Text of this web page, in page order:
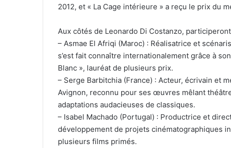
2012, et « La Cage intérieure » a reçu le prix du
Aux côtés de Leonardo Di Costanzo,
– Asmae El Afriqi (Maroc) : Réalisatrice et
s’est fait connaître internationalement grâce à
Blanc », lauréat de plusieurs prix.
– Serge Barbitchia (France) : Acteur, écrivain et
Avignon, reconnu pour ses œuvres mêlant
adaptations audacieuses de classiques.
– Isabel Machado (Portugal) : Productrice et
développement de projets cinématographiques
plusieurs films primés.